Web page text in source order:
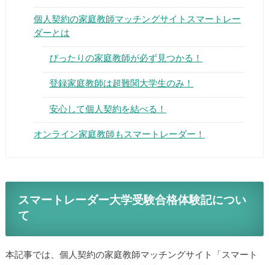
▶
個人契約の家庭教師マッチングサイトスマートレー
ダーとは
ぴったりの家庭教師が必ず見つかる！
登録家庭教師は超難関大学生のみ！
安心して個人契約を結べる！
オンライン家庭教師もスマートレーダー！
スマートレーダー大学受験合格体験記につい
て
本記事では、個人契約の家庭教師マッチングサイト「スマート